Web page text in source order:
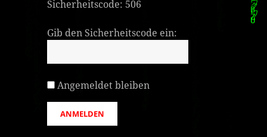
Sicherheitscode: 506
Gib den Sicherheitscode ein:
Angemeldet bleiben
ANMELDEN